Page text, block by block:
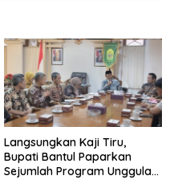
Langsungkan Kaji Tiru,
Bupati Bantul Paparkan
Sejumlah Program Unggulan